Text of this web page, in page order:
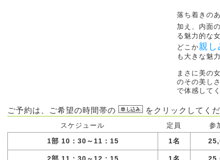
落ち着きの
加え、内面
る魅力的な
どこか親し
も大きな魅
まさに美の
のその美し
で体感して
ご予約は、ご希望の時間帯の をクリックしてく
スケジュール 定員
参
1部 10：30～11：15
1名